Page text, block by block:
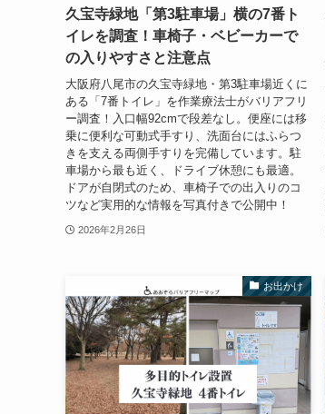
久宝寺緑地「第3駐車場」横の7番ト
イレを調査！車椅子・ベビーカーで
の入りやすさと注意点
大阪府八尾市の久宝寺緑地・第3駐車場近くに
ある「7番トイレ」を作業療法士がバリアフリ
ー調査！入口幅92cmで段差なし。便座には移
乗に便利な可動式手すり、洗面台にはふらつ
きを支える両側手すりを完備しています。駐
車場から最も近く、ドライブ休憩にも最適。
ドアが自閉式のため、車椅子での出入りのコ
ツなど実用的な情報を写真付きで公開中！
2026年2月26日
お出かけ